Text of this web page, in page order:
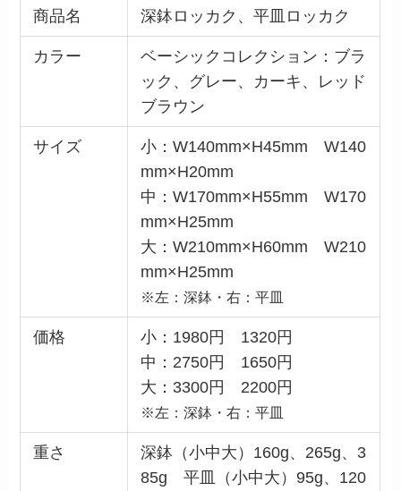
商品名 深鉢ロッカク、平皿ロッカク
カラー
ベーシックコレクション：ブラ
ック、グレー、カーキ、レッド
ブラウン
サイズ
小：W140mm×H45mm W140
mm×H20mm
中：W170mm×H55mm W170
mm×H25mm
大：W210mm×H60mm W210
mm×H25mm
※左：深鉢・右：平皿
価格
小：1980円 1320円
中：2750円 1650円
大：3300円 2200円
※左：深鉢・右：平皿
重さ
深鉢（小中大）160g、265g、3
85g 平皿（小中大）95g、120